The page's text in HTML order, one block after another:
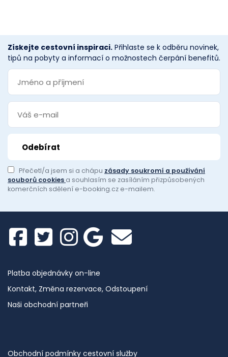
Získejte cestovní inspiraci. Přihlaste se k odběru novinek,
tipů na pobyty a informací o možnostech čerpání benefitů.
Přečetl/a jsem si a chápu zásady soukromí a používání
souborů cookies a souhlasím se zasíláním přizpůsobených
komerčních sdělení e-booking.cz e-mailem.
Platba objednávky on-line
Kontakt, Změna rezervace, Odstoupení
Naši obchodní partneři
Obchodní podmínky cestovní služby